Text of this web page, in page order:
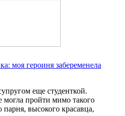
моя героиня забеременела
еще студенткой.
пройти мимо такого
парня, высокого красавца,